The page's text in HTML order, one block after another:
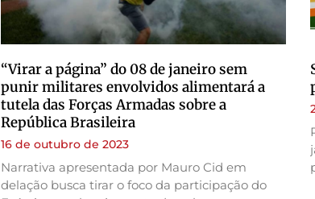
“Virar a página” do 08 de janeiro sem
punir militares envolvidos alimentará a
tutela das Forças Armadas sobre a
República Brasileira
16 de outubro de 2023
Narrativa apresentada por Mauro Cid em
delação busca tirar o foco da participação do